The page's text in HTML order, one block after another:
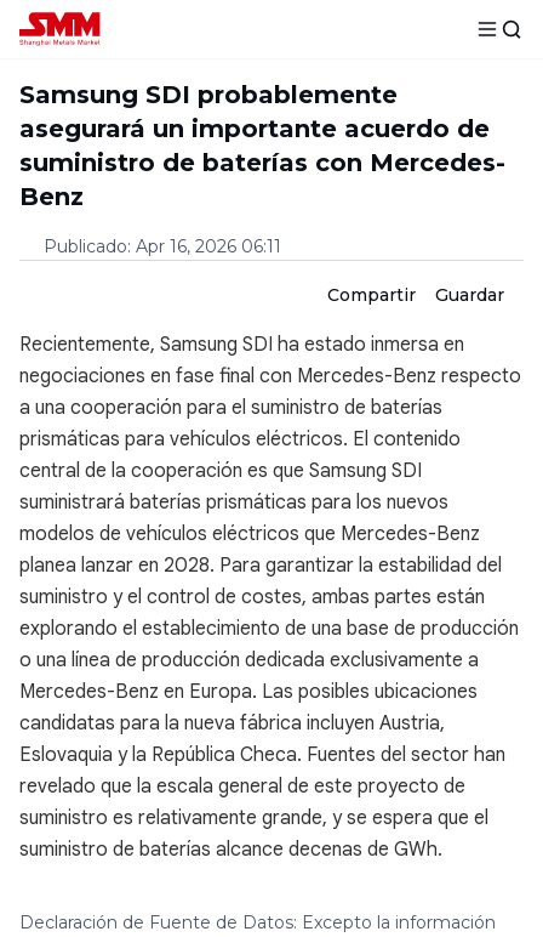
Samsung SDI probablemente
asegurará un importante acuerdo de
suministro de baterías con Mercedes-
Benz
Publicado: Apr 16, 2026 06:11
Compartir Guardar
Recientemente, Samsung SDI ha estado inmersa en
negociaciones en fase final con Mercedes-Benz respecto
a una cooperación para el suministro de baterías
prismáticas para vehículos eléctricos. El contenido
central de la cooperación es que Samsung SDI
suministrará baterías prismáticas para los nuevos
modelos de vehículos eléctricos que Mercedes-Benz
planea lanzar en 2028. Para garantizar la estabilidad del
suministro y el control de costes, ambas partes están
explorando el establecimiento de una base de producción
o una línea de producción dedicada exclusivamente a
Mercedes-Benz en Europa. Las posibles ubicaciones
candidatas para la nueva fábrica incluyen Austria,
Eslovaquia y la República Checa. Fuentes del sector han
revelado que la escala general de este proyecto de
suministro es relativamente grande, y se espera que el
suministro de baterías alcance decenas de GWh.
Declaración de Fuente de Datos: Excepto la información